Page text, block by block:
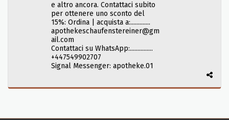
e altro ancora. Contattaci subito
per ottenere uno sconto del
15%: Ordina | acquista a:.............
apothekeschaufenstereiner@gm
ail.com
Contattaci su WhatsApp:...............
+447549902707
Signal Messenger: apotheke.01